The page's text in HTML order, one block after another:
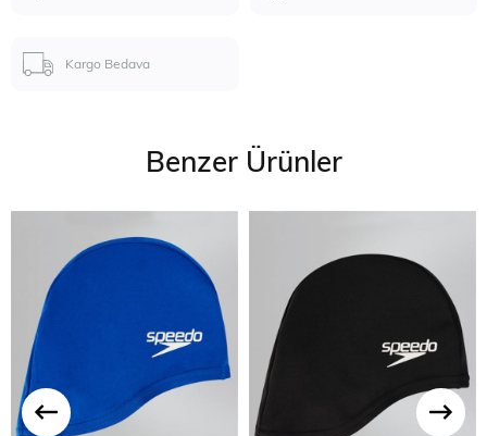
Kargo Bedava
Benzer Ürünler